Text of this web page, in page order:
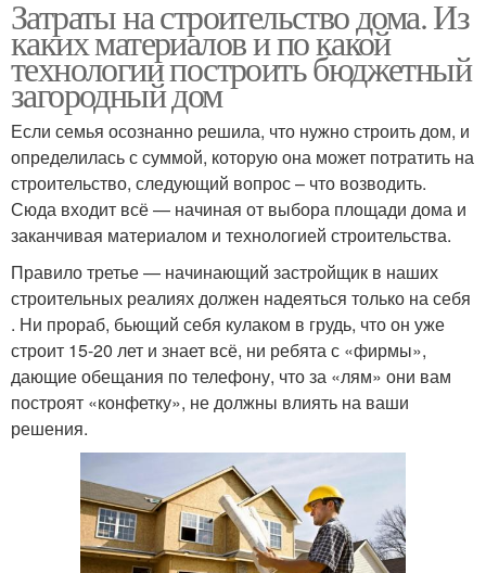
Затраты на строительство дома. Из
каких материалов и по какой
технологии построить бюджетный
загородный дом
Если семья осознанно решила, что нужно строить дом, и
определилась с суммой, которую она может потратить на
строительство, следующий вопрос – что возводить.
Сюда входит всё — начиная от выбора площади дома и
заканчивая материалом и технологией строительства.
Правило третье — начинающий застройщик в наших
строительных реалиях должен надеяться только на себя
. Ни прораб, бьющий себя кулаком в грудь, что он уже
строит 15-20 лет и знает всё, ни ребята с «фирмы»,
дающие обещания по телефону, что за «лям» они вам
построят «конфетку», не должны влиять на ваши
решения.